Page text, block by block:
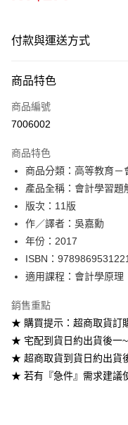
付款與運送方式
信用卡一次付款
超商取貨付款
Google Pay
ATM付款
運送方式
每筆NT$60
7-11取貨付款
每筆NT$60
商品特色
商品編號
7006002
商品特色
商品分類：高等教育－
產品全稱：會計學習題
版次：11版
作／譯者：吳嘉勳
年份：2017
ISBN：9789869531221
適用課程：會計學原理
銷售重點
★ 購買提示：超商取貨訂
★ 宅配到貨日約出貨後一
★ 超商取貨到貨日約出貨
★ 若有『急件』需求建議